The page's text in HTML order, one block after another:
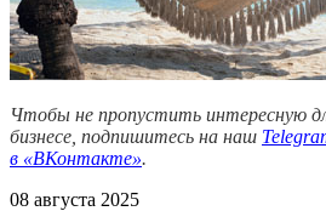
Чтобы не пропустить интересную
бизнесе, подпишитесь на наш
в «ВКонтакте».
08 августа 2025